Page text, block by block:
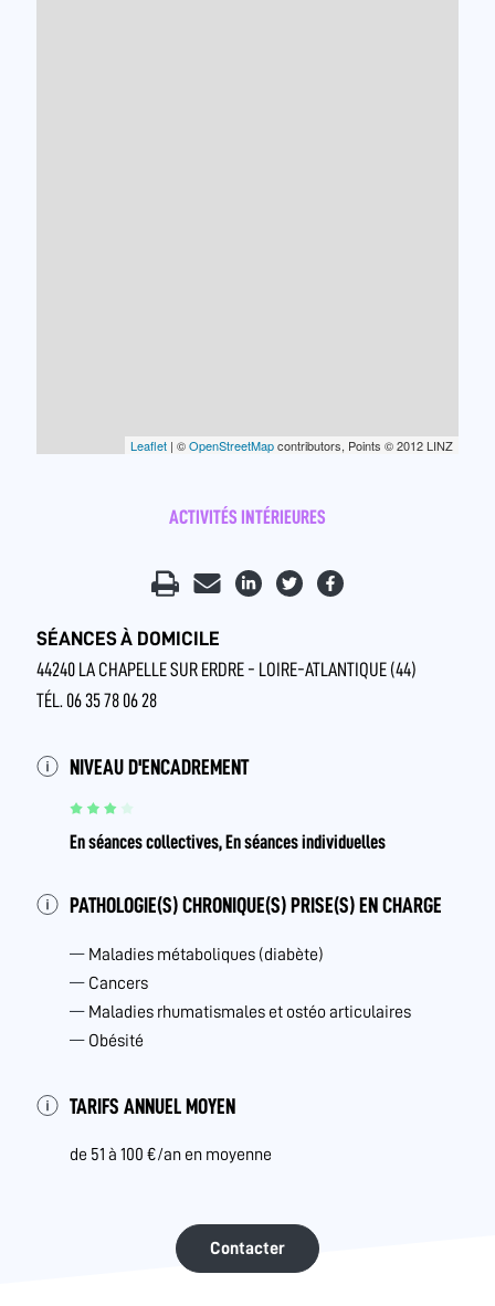
Leaflet | ©OpenStreetMapcontributors, Points © 2012 LINZ
ACTIVITÉS INTÉRIEURES
SÉANCES À DOMICILE
44240 LA CHAPELLE SUR ERDRE - LOIRE-ATLANTIQUE (44)
TÉL. 06 35 78 06 28
NIVEAU D'ENCADREMENT
En séances collectives, En séances individuelles
PATHOLOGIE(S) CHRONIQUE(S) PRISE(S) EN CHARGE
Maladies métaboliques (diabète)
Cancers
Maladies rhumatismales et ostéo articulaires
Obésité
TARIFS ANNUEL MOYEN
de 51 à 100 €/an en moyenne
Contacter